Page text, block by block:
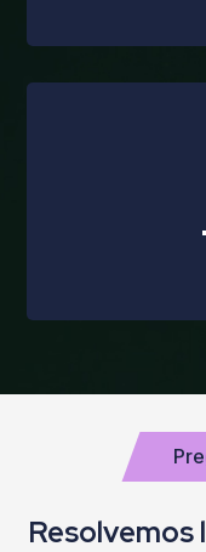
Resolvemos